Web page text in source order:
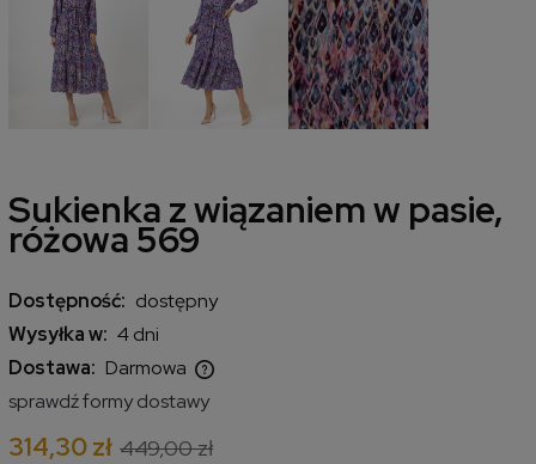
Sukienka z wiązaniem w pasie,
różowa 569
Dostępność: dostępny
Wysyłka w: 4 dni
Dostawa: Darmowa
Cena nie zawiera ewentualnych kosztów płatności
sprawdź formy dostawy
314,30 zł 449,00 zł